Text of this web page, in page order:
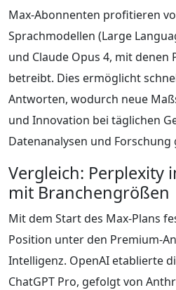
Max-Abonnenten profitieren
Sprachmodellen (Large
und Claude Opus 4, mit denen
betreibt. Dies ermöglicht
Antworten, wodurch neue
und Innovation bei täglichen
Datenanalysen und Forschung
Vergleich: Perplexity
mit Branchengrößen
Mit dem Start des Max-Plans
Position unter den Premium-
Intelligenz. OpenAI etablierte
ChatGPT Pro, gefolgt von